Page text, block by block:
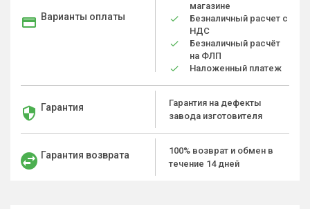
Варианты оплаты
магазине
Безналичный расчет с
НДС
Безналичный расчёт
на ФЛП
Наложенный платеж
Гарантия
Гарантия на дефекты
завода изготовителя
Гарантия возврата
100% возврат и обмен в
течение 14 дней